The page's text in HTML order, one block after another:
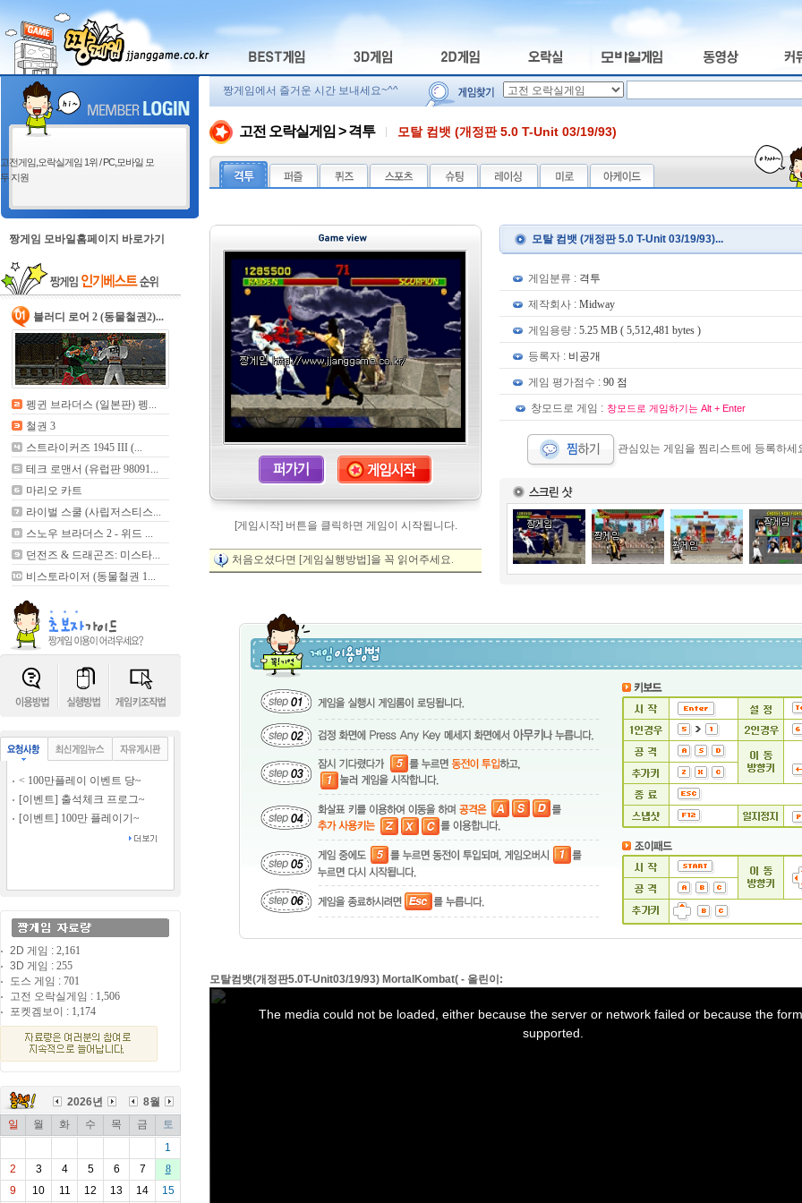
고전게임,오락실게임 1위 / PC,모바일 모
두 지원
짱게임 모바일홈페이지 바로가기
블러디 로어 2 (동물철권2)...
펭귄 브라더스 (일본판) 펭...
철권 3
스트라이커즈 1945 III (...
테크 로맨서 (유럽판 98091...
마리오 카트
라이벌 스쿨 (사립저스티스...
스노우 브라더스 2 - 위드 ...
던전즈 & 드래곤즈: 미스타...
비스토라이저 (동물철권 1...
< 100만플레이 이벤트 당~
[이벤트] 출석체크 프로그~
[이벤트] 100만 플레이기~
2D 게임 : 2,161
3D 게임 : 255
도스 게임 : 701
고전 오락실게임 : 1,506
포켓겜보이 : 1,174
2026년
8월
일
월 화 수 목 금
토
1
2
3 4 5 6 7
8
9
10 11 12 13 14
15
짱게임에서 즐거운 시간 보내세요~^^
고전 오락실게임 > 격투 모탈 컴뱃 (개정판 5.0 T-Unit 03/19/93)
[게임시작] 버튼을 클릭하면 게임이 시작됩니다.
처음오셨다면 [게임실행방법]을 꼭 읽어주세요.
모탈 컴뱃 (개정판 5.0 T-Unit 03/19/93)...
게임분류 : 격투
제작회사 : Midway
게임용량 : 5.25 MB ( 5,512,481 bytes )
등록자 : 비공개
게임 평가점수 : 90 점
창모드로 게임 : 창모드로 게임하기는 Alt + Enter
관심있는 게임을 찜리스트에 등록하세
모탈컴뱃(개정판5.0T-Unit03/19/93) MortalKombat( - 올린이:
This
The media could not be loaded, either because the server or network failed or because the
supported.